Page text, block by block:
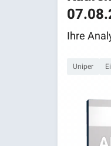
Ihre
Uniper